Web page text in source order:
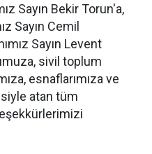
Sayın Bekir Torun'a,
Sayın Cemil
Sayın Levent
sivil toplum
esnaflarımıza ve
atan tüm